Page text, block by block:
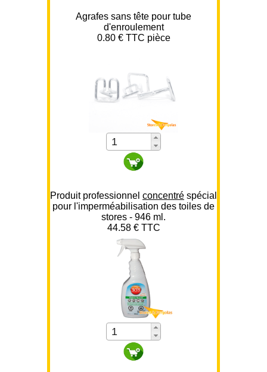
Agrafes sans tête pour tube
d'enroulement
0.80 € TTC pièce
Produit professionnel concentré spécial
pour l'imperméabilisation des toiles de
stores - 946 ml.
44.58 € TTC